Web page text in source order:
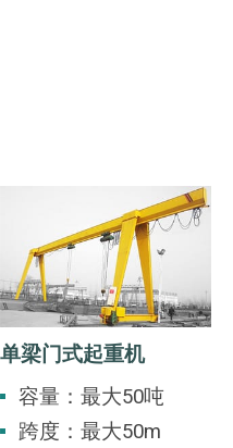
单梁门式起重机
容量：最大50吨
跨度：最大50m